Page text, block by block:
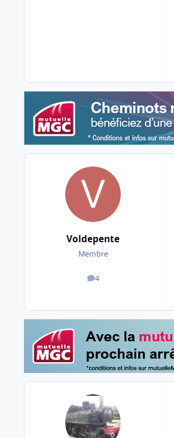
Voldepente
Membre
4
messages